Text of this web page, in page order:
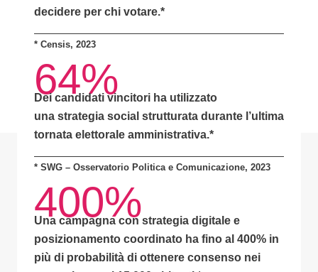
decidere per chi votare.*
* Censis, 2023
64%
Dei candidati vincitori ha utilizzato
una strategia social strutturata durante l’ultima
tornata elettorale amministrativa.*
* SWG – Osservatorio Politica e Comunicazione, 2023
400%
Una campagna con strategia digitale e
posizionamento coordinato ha fino al 400% in
più di probabilità di ottenere consenso nei